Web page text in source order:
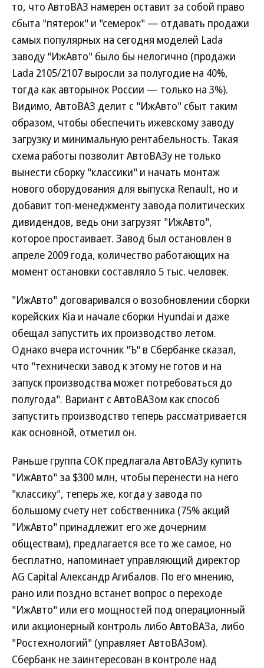
то, что АвтоВАЗ намерен оставит за собой право
сбыта "пятерок" и "семерок" — отдавать продажи
самых популярных на сегодня моделей Lada
заводу "ИжАвто" было бы нелогично (продажи
Lada 2105/2107 выросли за полугодие на 40%,
тогда как авторынок России — только на 3%).
Видимо, АвтоВАЗ делит с "ИжАвто" сбыт таким
образом, чтобы обеспечить ижевскому заводу
загрузку и минимальную рентабельность. Такая
схема работы позволит АвтоВАЗу не только
вынести сборку "классики" и начать монтаж
нового оборудования для выпуска Renault, но и
добавит топ-менеджменту завода политических
дивидендов, ведь они загрузят "ИжАвто",
которое простаивает. Завод был остановлен в
апреле 2009 года, количество работающих на
момент остановки составляло 5 тыс. человек.
"ИжАвто" договаривался о возобновлении сборки
корейских Kia и начале сборки Hyundai и даже
обещал запустить их производство летом.
Однако вчера источник "Ъ" в Сбербанке сказал,
что "технически завод к этому не готов и на
запуск производства может потребоваться до
полугода". Вариант с АвтоВАЗом как способ
запустить производство теперь рассматривается
как основной, отметил он.
Раньше группа СОК предлагала АвтоВАЗу купить
"ИжАвто" за $300 млн, чтобы перенести на него
"классику", теперь же, когда у завода по
большому счету нет собственника (75% акций
"ИжАвто" принадлежит его же дочерним
обществам), предлагается все то же самое, но
бесплатно, напоминает управляющий директор
AG Capital Александр Агибалов. По его мнению,
рано или поздно встанет вопрос о переходе
"ИжАвто" или его мощностей под операционный
или акционерный контроль либо АвтоВАЗа, либо
"Ростехнологий" (управляет АвтоВАЗом).
Сбербанк не заинтересован в контроле над